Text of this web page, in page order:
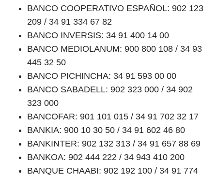
BANCO COOPERATIVO ESPAÑOL: 902 123
209 / 34 91 334 67 82
BANCO INVERSIS: 34 91 400 14 00
BANCO MEDIOLANUM: 900 800 108 / 34 93
445 32 50
BANCO PICHINCHA: 34 91 593 00 00
BANCO SABADELL: 902 323 000 / 34 902
323 000
BANCOFAR: 901 101 015 / 34 91 702 32 17
BANKIA: 900 10 30 50 / 34 91 602 46 80
BANKINTER: 902 132 313 / 34 91 657 88 69
BANKOA: 902 444 222 / 34 943 410 200
BANQUE CHAABI: 902 192 100 / 34 91 774